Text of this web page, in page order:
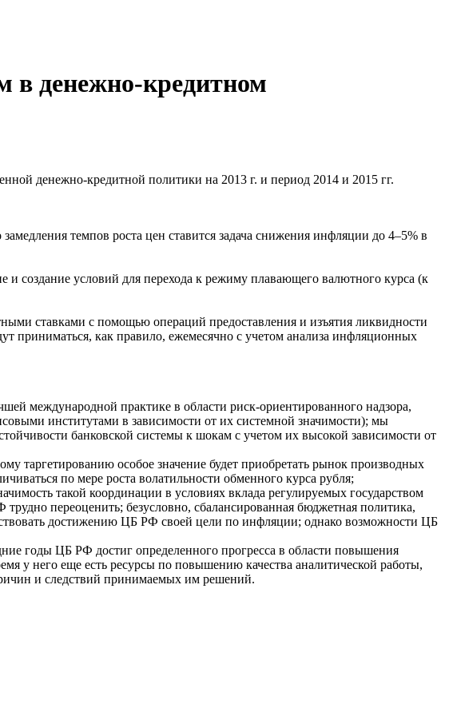
в денежно-кредитном
денежно-кредитной политики на 2013 г. и период 2014 и 2015 гг.
темпов роста цен ставится задача снижения инфляции до 4–5% в
создание условий для перехода к режиму плавающего валютного курса (к
ставками с помощью операций предоставления и изъятия ликвидности
приниматься, как правило, ежемесячно с учетом анализа инфляционных
международной практике в области риск-ориентированного надзора,
институтами в зависимости от их системной значимости); мы
банковской системы к шокам с учетом их высокой зависимости от
таргетированию особое значение будет приобретать рынок производных
по мере роста волатильности обменного курса рубля;
такой координации в условиях вклада регулируемых государством
переоценить; безусловно, сбалансированная бюджетная политика,
достижению ЦБ РФ своей цели по инфляции; однако возможности ЦБ
годы ЦБ РФ достиг определенного прогресса в области повышения
у него еще есть ресурсы по повышению качества аналитической работы,
и следствий принимаемых им решений.